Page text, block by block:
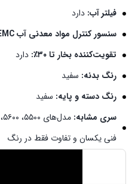
فیلتر آب: دارد
سنسور کنترل مواد معدنی آب EMC:
تقویت‌کننده بخار تا ۳۰٪:
دارد
رنگ بدنه: سفید
رنگ دسته و پایه: سفید
سری مشابه:
فنی یکسان و تفاوت فقط در رنگ